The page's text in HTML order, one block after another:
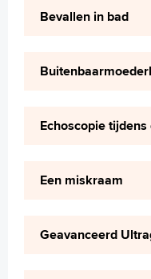
Bevallen in bad
Echoscopie
Een miskraam
Geavanceerd